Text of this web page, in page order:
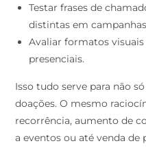
Testar frases de
distintas em
Avaliar formatos
presenciais.
Isso tudo serve para não
doações. O mesmo
recorrência, aumento de
a eventos ou até venda de